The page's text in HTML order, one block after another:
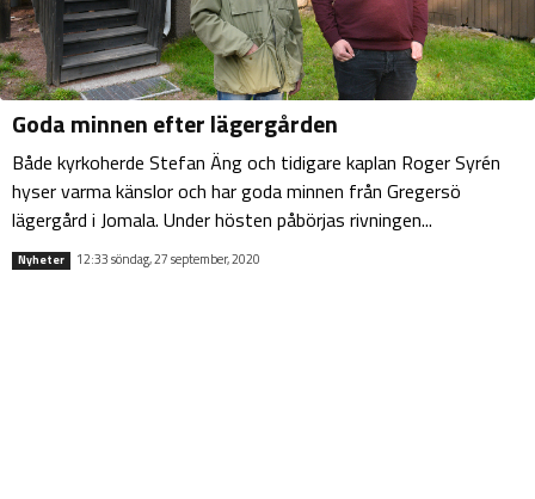
Goda minnen efter lägergården
Både kyrkoherde Stefan Äng och tidigare kaplan Roger Syrén
hyser varma känslor och har goda minnen från Gregersö
lägergård i Jomala. Under hösten påbörjas rivningen...
Nyheter 12:33 söndag, 27 september, 2020